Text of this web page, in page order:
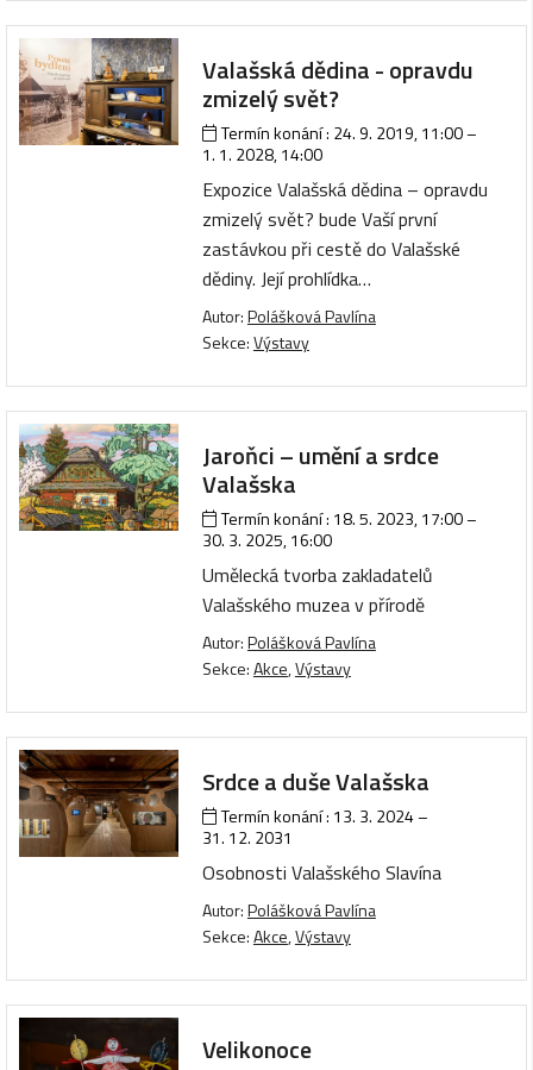
Valašská dědina - opravdu
zmizelý svět?
Termín konání : 24. 9. 2019, 11:00–
1. 1. 2028, 14:00
Expozice Valašská dědina – opravdu
zmizelý svět? bude Vaší první
zastávkou při cestě do Valašské
dědiny. Její prohlídka…
Autor:Polášková Pavlína
Sekce:Výstavy
Jaroňci – umění a srdce
Valašska
Termín konání : 18. 5. 2023, 17:00–
30. 3. 2025, 16:00
Umělecká tvorba zakladatelů
Valašského muzea v přírodě
Autor:Polášková Pavlína
Sekce:Akce,Výstavy
Srdce a duše Valašska
Termín konání : 13. 3. 2024–
31. 12. 2031
Osobnosti Valašského Slavína
Autor:Polášková Pavlína
Sekce:Akce,Výstavy
Velikonoce